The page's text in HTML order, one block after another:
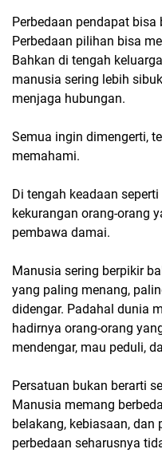
Perbedaan pendapat
Perbedaan pilihan bisa
Bahkan di tengah
manusia sering lebih
menjaga hubungan.
Semua ingin dimengerti,
memahami.
Di tengah keadaan
kekurangan orang-orang
pembawa damai.
Manusia sering berpikir
yang paling menang,
didengar. Padahal dunia
hadirnya orang-orang
mendengar, mau peduli,
Persatuan bukan berarti
Manusia memang
belakang, kebiasaan, dan
perbedaan seharusnya